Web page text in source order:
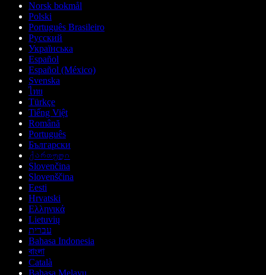
Norsk bokmål
Polski
Português Brasileiro
Русский
Українська
Español
Español (México)
Svenska
ไทย
Türkçe
Tiếng Việt
Română
Português
Български
ქართული
Slovenčina
Slovenščina
Eesti
Hrvatski
Ελληνικά
Lietuvių
עברית
Bahasa Indonesia
বাংলা
Català